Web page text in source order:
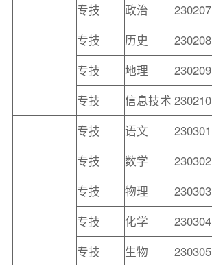
专技
政治 230207
专技
历史 230208
专技
地理 230209
专技
信息技术 230210
专技 语文 230301
专技
数学 230302
专技
物理 230303
专技
化学 230304
专技
生物 230305